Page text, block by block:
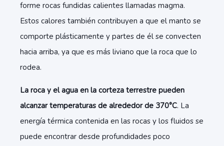
forme rocas fundidas calientes llamadas magma.
Estos calores también contribuyen a que el manto se
comporte plásticamente y partes de él se convecten
hacia arriba, ya que es más liviano que la roca que lo
rodea.
La roca y el agua en la corteza terrestre pueden
alcanzar temperaturas de alrededor de 370°C. La
energía térmica contenida en las rocas y los fluidos se
puede encontrar desde profundidades poco